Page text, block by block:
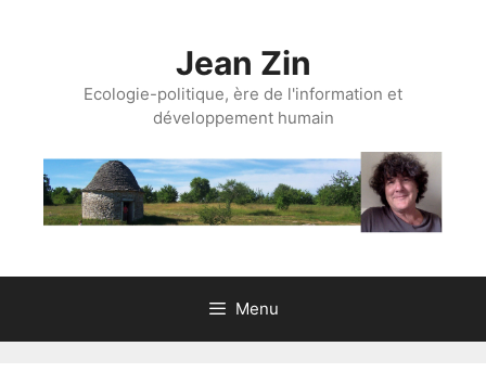
Jean Zin
Ecologie-politique, ère de l'information et
développement humain
Menu